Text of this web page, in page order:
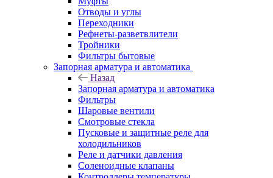
Отводы и углы
Переходники
Рефнеты-разветвлители
Тройники
Фильтры бытовые
Запорная арматура и автоматика
Назад
Запорная арматура и автоматика
Фильтры
Шаровые вентили
Смотровые стекла
Пусковые и защитные реле для
холодильников
Реле и датчики давления
Соленоидные клапаны